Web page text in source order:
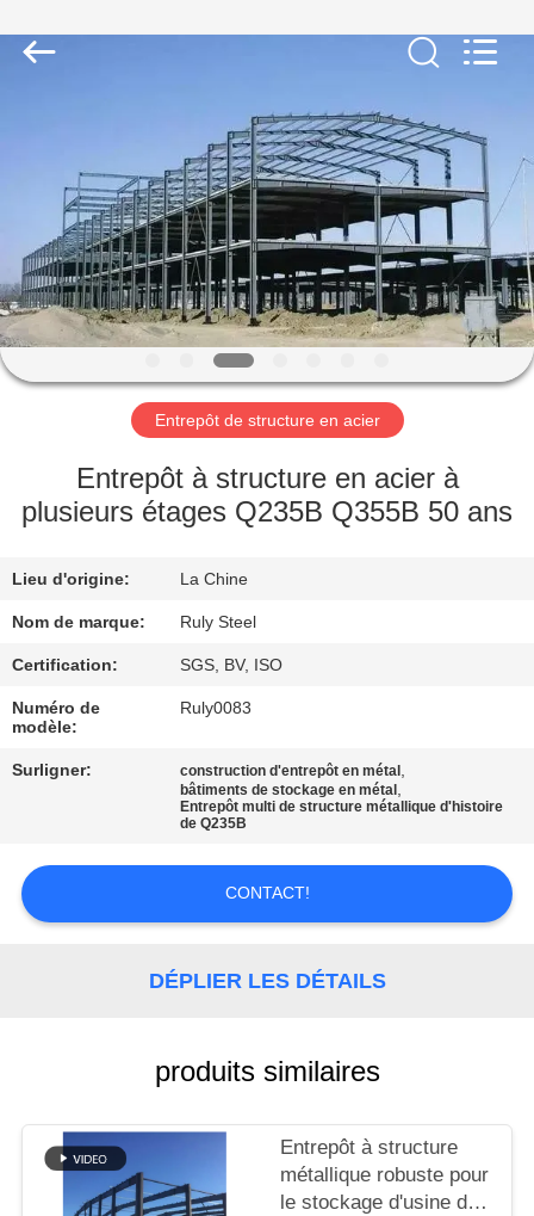
PRODUITS
VIDÉOS
VR
SHOW
SUJET
NOUS
VISITE
D'USINE
CONTRÔLE
CONTACTEZ-
SOLUTION
DE
DÉFAUT
Ruly
Steel
Engineering
Entrepôt de structure en acier
Entrepôt à structure en acier à
plusieurs étages Q235B Q355B 50 ans
Lieu d'origine: La Chine
Nom de marque: Ruly Steel
Certification: SGS, BV, ISO
Numéro de
modèle:
Ruly0083
Surligner: construction d'entrepôt en métal ,
bâtiments de stockage en métal ,
Entrepôt multi de structure métallique d'histoire
de Q235B
CONTACT!
DÉPLIER LES DÉTAILS
produits similaires
Entrepôt à structure
métallique robuste pour
le stockage d'usine de